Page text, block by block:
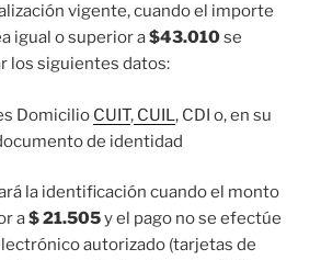
vigente, cuando el importe
igual o superior a$43.010se
los siguientes datos:
Domicilio CUIT, CUIL, CDI o, en su
de identidad
la identificación cuando el monto
a$ 21.505y el pago no se efectúe
autorizado (tarjetas de